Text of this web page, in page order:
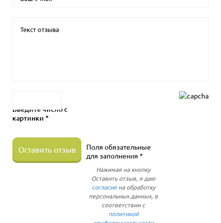
Введите число с
картинки *
Оставить отзыв
Поля обязательные
для заполнения *
Нажимая на кнопку
Оставить отзыв, я даю
согласиена обработку
персональных данных, в
соответствии с
политикой